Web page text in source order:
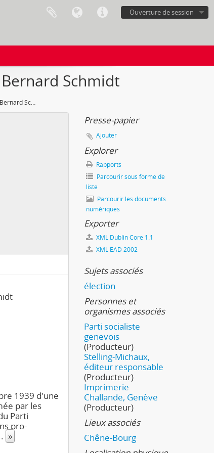
Ouverture de session
Schmidt
Habitants de Chêne-Bourg - Bernard Schmidt
1939 d'une
par les
Parti
pro-
»
Presse-papier
Ajouter
Explorer
Rapports
Parcourir sous forme de
liste
Parcourir les documents
numériques
Exporter
XML Dublin Core 1.1
XML EAD 2002
Sujets associés
élection
Personnes et
organismes associés
Parti socialiste
genevois
(Producteur)
Stelling-Michaux,
éditeur responsable
(Producteur)
Imprimerie
Challande, Genève
(Producteur)
Lieux associés
Chêne-Bourg